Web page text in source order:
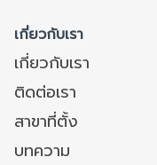
เกี่ยวกับเรา
เกี่ยวกับเรา
ติดต่อเรา
สาขาที่ตั้ง
บทความ